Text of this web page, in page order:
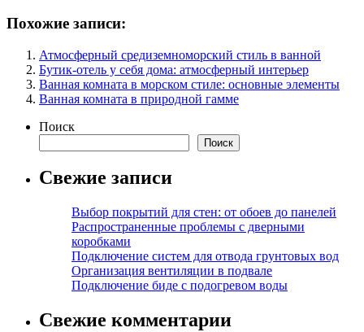
Похожие записи:
Атмосферный средиземноморский стиль в ванной
Бутик-отель у себя дома: атмосферный интерьер
Ванная комната в морском стиле: основные элементы
Ванная комната в природной гамме
Поиск
Поиск
Свежие записи
Выбор покрытий для стен: от обоев до панелей
Распространенные проблемы с дверными
коробками
Подключение систем для отвода грунтовых вод
Организация вентиляции в подвале
Подключение биде с подогревом воды
Свежие комментарии